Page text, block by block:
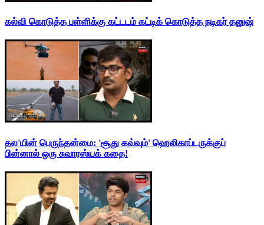
கல்வி கொடுத்த பள்ளிக்கு கட்டடம் கட்டிக் கொடுத்த நடிகர் தனுஷ்
தல'யின் பெருந்தன்மை: 'சூது கவ்வும்' ஹெலிகாப்டருக்குப்
பின்னால் ஒரு சுவாரஸ்யக் கதை!